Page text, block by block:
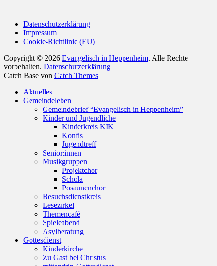
Datenschutzerklärung
Impressum
Cookie-Richtlinie (EU)
Copyright © 2026 Evangelisch in Heppenheim. Alle Rechte
vorbehalten. Datenschutzerklärung
Catch Base von Catch Themes
oben
scrollen
Aktuelles
Gemeindeleben
Gemeindebrief “Evangelisch in Heppenheim”
Kinder und Jugendliche
Kinderkreis KIK
Konfis
Jugendtreff
Senior:innen
Musikgruppen
Projektchor
Schola
Posaunenchor
Besuchsdienstkreis
Lesezirkel
Themencafé
Spieleabend
Asylberatung
Gottesdienst
Kinderkirche
Zu Gast bei Christus